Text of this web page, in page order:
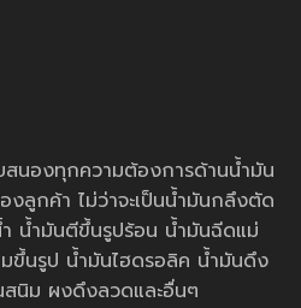
นองทุกความต้องการด้านน้ำมัน
งลูกค้า ไม่ว่าจะเป็นน้ำมันกลึงตัด
น้ำมันตีขึ้นรูปร้อน น้ำมันฉีดแม่
นรูป น้ำมันไฮดรอลิค น้ำมันดึง
นิม ผงดึงลวดและอื่นๆ